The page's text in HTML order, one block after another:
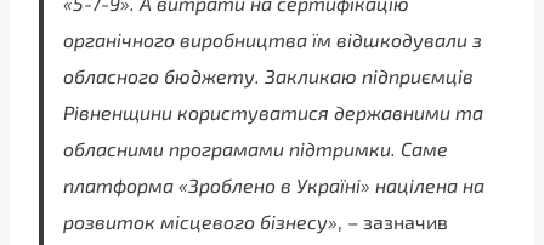
органічного виробництва їм відшкодували з
обласного бюджету. Закликаю підприємців
Рівненщини користуватися державними та
обласними програмами підтримки. Саме
платформа «Зроблено в Україні» націлена на
розвиток місцевого бізнесу», – зазначив